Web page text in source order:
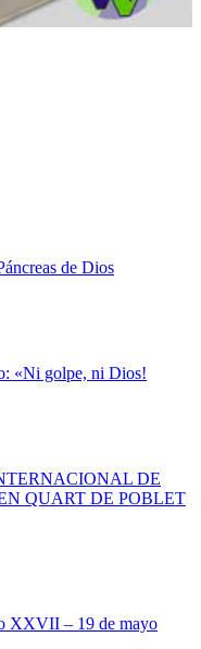
de Dios
«Ni golpe, ni Dios!
DE
QUART DE POBLET
XXVII – 19 de mayo